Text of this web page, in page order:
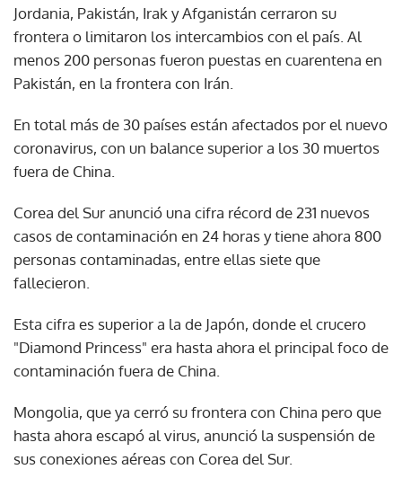
Jordania, Pakistán, Irak y Afganistán cerraron su
frontera o limitaron los intercambios con el país. Al
menos 200 personas fueron puestas en cuarentena en
Pakistán, en la frontera con Irán.
En total más de 30 países están afectados por el nuevo
coronavirus, con un balance superior a los 30 muertos
fuera de China.
Corea del Sur anunció una cifra récord de 231 nuevos
casos de contaminación en 24 horas y tiene ahora 800
personas contaminadas, entre ellas siete que
fallecieron.
Esta cifra es superior a la de Japón, donde el crucero
"Diamond Princess" era hasta ahora el principal foco de
contaminación fuera de China.
Mongolia, que ya cerró su frontera con China pero que
hasta ahora escapó al virus, anunció la suspensión de
sus conexiones aéreas con Corea del Sur.